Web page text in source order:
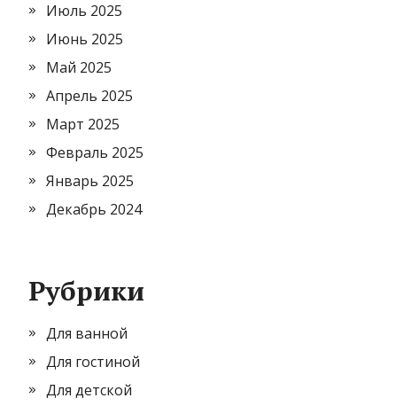
Июль 2025
Июнь 2025
Май 2025
Апрель 2025
Март 2025
Февраль 2025
Январь 2025
Декабрь 2024
Рубрики
Для ванной
Для гостиной
Для детской